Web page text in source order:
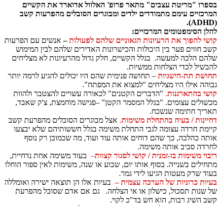
בספרו "מריטת עצבים" מתאר פרופ' האלוול אדוארד את הקשיים
המרכזיים עימם מתמודדים ילדים ומבוגרים הסובלים מהפרעות קשב
(ADHD).
להלן הסימפטומים המרכזיים:
קושי להפוך את הרעיונות הגאוניים שלהם לפעולות–אנשים עם הפרעות
קשב חווים פער בין היכולות והכישרונות האדירים שלהם לבין המימוש
שלהם הלכה למעשה. בגלל הקשיים, חלק גדול מהרעיונות לא מצליחים
להבשיל לכדי הצלחות ממשיות.
תחושת תת-הישגיות – תחושה פנימית שהם היו יכולים להגיע לרמה יותר
גבוהה אילו היו מצליחים "למצוא את המפתח".
קושי בהתארגנות. "הדברים הקטנים" לכאורה עשויים להצטבר ולהוות
מכשולים עצומים. "בגלל המסמר הקטן" –פגישה מוחמצת, צ'ק שאבד,
תאריך חתימה שנשכח.
דחיינות / בעיה בהתחלת משימות. אצל מבוגרים הסובלים מהפרעת קשב
קיימת חרדה עצומה לגבי התחלת משימה בגלל חששותיהם שלא יבצעו
אותה כהלכה, כך שהם דוחים אותה עוד ועוד, מה שכמובן רק נוסף
לחרדה סביב אותה משימה.
ריבוי משימות בו-זמנית / קושי לסגור קצוות– בעוד משימה אחת נדחיית,
מתחילים בשנייה. בסוף אותו יום, שבוע או שנה, משימות לאין ספור הוחלו
בעוד שרק מעטות הגיעו לידי גמר.
בעיות כרוניות של הערכה עצמית –בעיות אלו הן תוצאה ישירה ואומללה
של שנות תסכול, כישלון או אי הצלחה. גם אם אדם שסובל מהפרעת
קשב השיג רבות, הוא חש בד"כ לקוי.